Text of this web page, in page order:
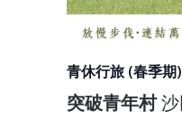
青休行旅 (春季期
突破青年村